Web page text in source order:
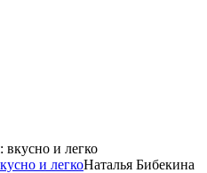
и легкоНаталья Бибекина